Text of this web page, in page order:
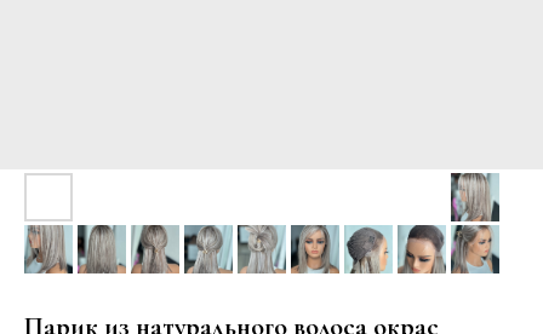
Парик из натурального волоса окрас